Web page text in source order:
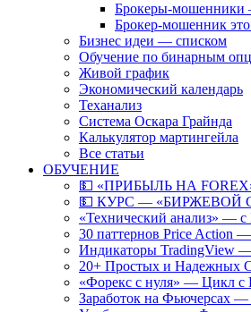
Брокеры-мошенники
Брокер-мошенник это
Бизнес идеи — списком
Обучение по бинарным
Живой график
Экономический календарь
Теханализ
Система Оскара Грайнда
Калькулятор мартингейла
Все статьи
ОБУЧЕНИЕ
💵 «ПРИБЫЛЬ НА
💵 КУРС — «БИРЖЕВОЙ
«Технический анализ» —
30 паттернов Price Action
Индикаторы TradingView
20+ Простых и Надежных
«Форекс с нуля» — Цикл с
Заработок на